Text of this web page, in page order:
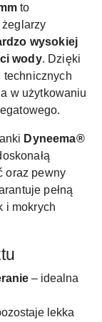
to
wysokiej
wody. Dzięki
technicznych
w użytkowaniu
Dyneema®
oraz pewny
pełną
i mokrych
– idealna
lekka